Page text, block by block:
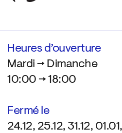
Heures d’ouverture
Mardi → Dimanche
10:00 → 18:00
Fermé le
24.12, 25.12, 31.12, 01.01,